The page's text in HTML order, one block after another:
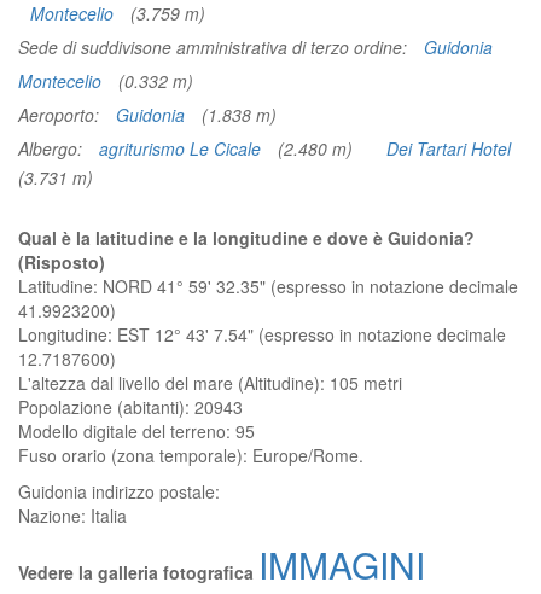
Montecelio
(3.759 m)
Sede di suddivisone amministrativa di terzo ordine:
Guidonia
Montecelio
(0.332 m)
Aeroporto:
Guidonia
(1.838 m)
Albergo:
agriturismo Le Cicale (2.480 m)
Dei Tartari Hotel
(3.731 m)
Qual è la latitudine e la longitudine e dove è Guidonia?
(Risposto)
Latitudine: NORD 41° 59' 32.35" (espresso in notazione decimale
41.9923200)
Longitudine: EST 12° 43' 7.54" (espresso in notazione decimale
12.7187600)
L'altezza dal livello del mare (Altitudine): 105 metri
Popolazione (abitanti): 20943
Modello digitale del terreno: 95
Fuso orario (zona temporale): Europe/Rome.
Guidonia indirizzo postale:
Nazione: Italia
Vedere la galleria fotografica IMMAGINI